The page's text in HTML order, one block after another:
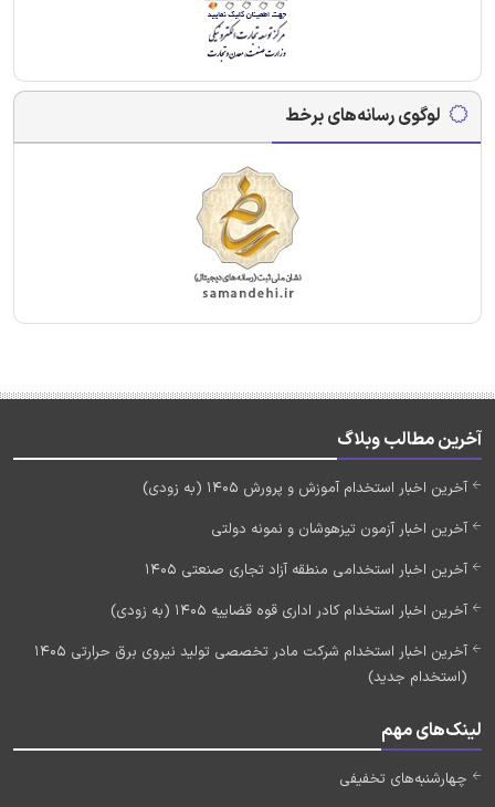
لوگوی رسانه‌های برخط
آخرین مطالب وبلاگ
آخرین اخبار استخدام آموزش و پرورش 1405 (به زودی)
آخرین اخبار آزمون تیزهوشان و نمونه دولتی
آخرین اخبار استخدامی منطقه آزاد تجاری صنعتی 1405
آخرین اخبار استخدام کادر اداری قوه قضاییه 1405 (به زودی)
آخرین اخبار استخدام شرکت مادر تخصصی تولید نیروی برق حرارتی 1405
(استخدام جدید)
لینک‌های مهم
چهارشنبه‌های تخفیفی